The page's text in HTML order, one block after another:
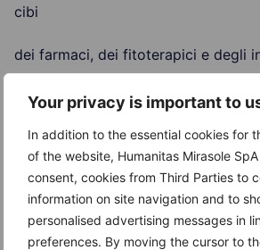
Your privacy is important to
In addition to the essential cookies for
of the website, Humanitas Mirasole
consent, cookies from Third Parties to
information on site navigation and to
personalised advertising messages in
preferences. By moving the cursor to
cibi
dei farmaci, dei fitoterapici e degli
se si soffre (o si ha sofferto) di
in presenza di gravidanza o
Durante la cura è assolutamente
consumo di alcolici.